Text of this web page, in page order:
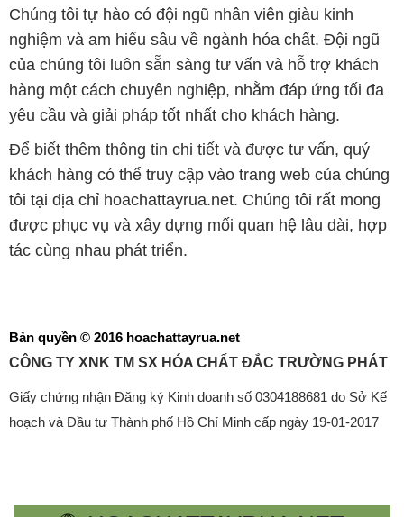
Chúng tôi tự hào có đội ngũ nhân viên giàu kinh
nghiệm và am hiểu sâu về ngành hóa chất. Đội ngũ
của chúng tôi luôn sẵn sàng tư vấn và hỗ trợ khách
hàng một cách chuyên nghiệp, nhằm đáp ứng tối đa
yêu cầu và giải pháp tốt nhất cho khách hàng.
Để biết thêm thông tin chi tiết và được tư vấn, quý
khách hàng có thể truy cập vào trang web của chúng
tôi tại địa chỉ hoachattayrua.net. Chúng tôi rất mong
được phục vụ và xây dựng mối quan hệ lâu dài, hợp
tác cùng nhau phát triển.
Bản quyền © 2016 hoachattayrua.net
CÔNG TY XNK TM SX HÓA CHẤT ĐẮC TRƯỜNG PHÁT
Giấy chứng nhận Đăng ký Kinh doanh số 0304188681 do Sở Kế
hoạch và Đầu tư Thành phố Hồ Chí Minh cấp ngày 19-01-2017